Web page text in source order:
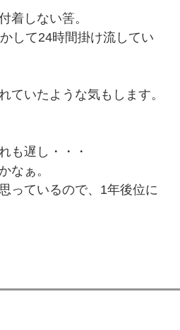
着しない筈。
して24時間掛け流してい
ていたような気もします。
も遅し・・・
なぁ。
っているので、1年後位に